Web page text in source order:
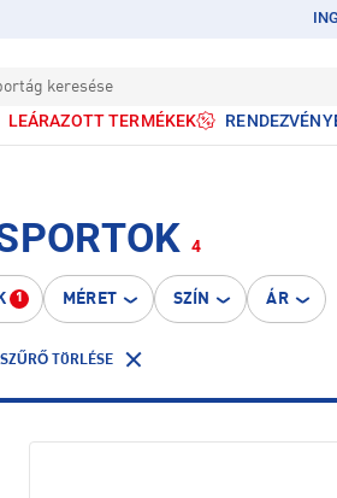
keresése
LEÁRAZOTT TERMÉKEK
4
1 MÉRET SZÍN ÁR
SZŰRŐ TÖRLÉSE